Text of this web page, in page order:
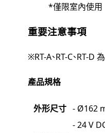
*僅限室內使用
重要注意事項
※RT-A、RT-C、RT-D
產品規格
外形尺寸 - Ø162
- 24 V